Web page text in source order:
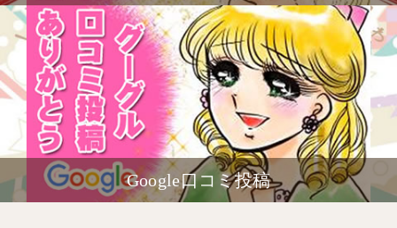
Google口コミ投稿